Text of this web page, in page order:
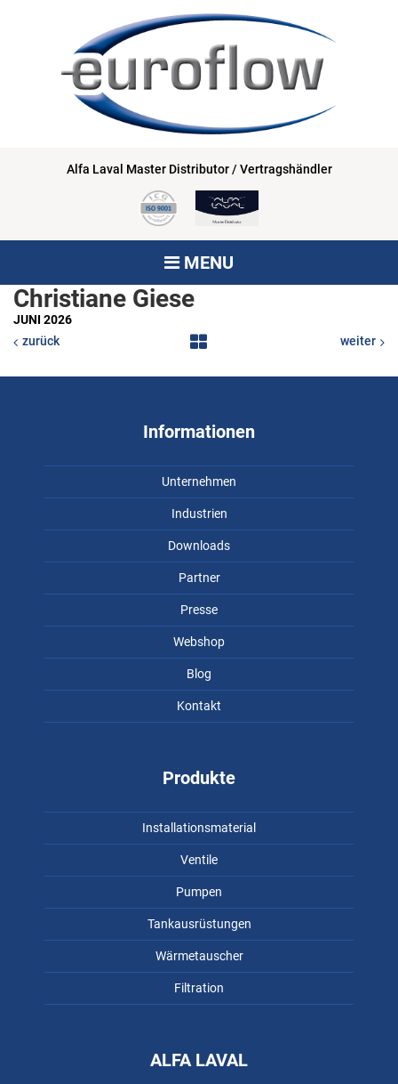
Alfa Laval Master Distributor / Vertragshändler
MENU
JUNI 2026
Christiane Giese
zurück weiter
Informationen
Unternehmen
Industrien
Downloads
Partner
Presse
Webshop
Blog
Kontakt
Produkte
Installationsmaterial
Ventile
Pumpen
Tankausrüstungen
Wärmetauscher
Filtration
ALFA LAVAL